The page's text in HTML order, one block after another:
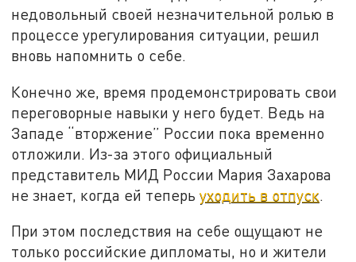
недовольный своей незначительной ролью в
процессе урегулирования ситуации, решил
вновь напомнить о себе.
Конечно же, время продемонстрировать свои
переговорные навыки у него будет. Ведь на
Западе “вторжение” России пока временно
отложили. Из-за этого официальный
представитель МИД России Мария Захарова
не знает, когда ей теперьуходить в отпуск
При этом последствия на себе ощущают не
только российские дипломаты, но и жители